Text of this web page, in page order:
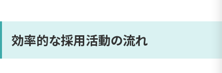
効率的な採用活動の流れ